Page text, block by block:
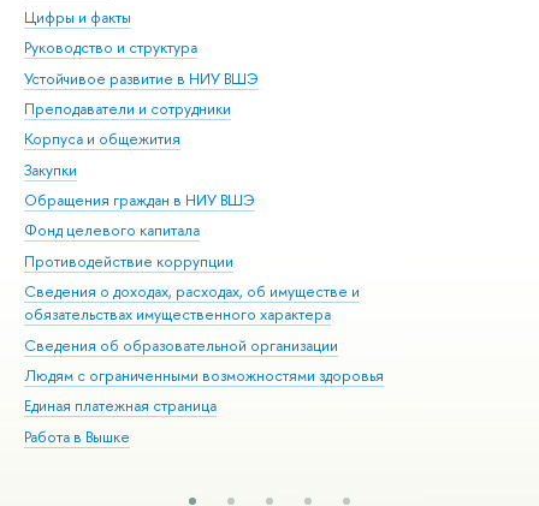
Цифры и факты
Руководство и структура
Устойчивое развитие в НИУ ВШЭ
Преподаватели и сотрудники
Корпуса и общежития
Закупки
Обращения граждан в НИУ ВШЭ
Фонд целевого капитала
Противодействие коррупции
Сведения о доходах, расходах, об имуществе и
обязательствах имущественного характера
Сведения об образовательной организации
Людям с ограниченными возможностями здоровья
Единая платежная страница
Работа в Вышке